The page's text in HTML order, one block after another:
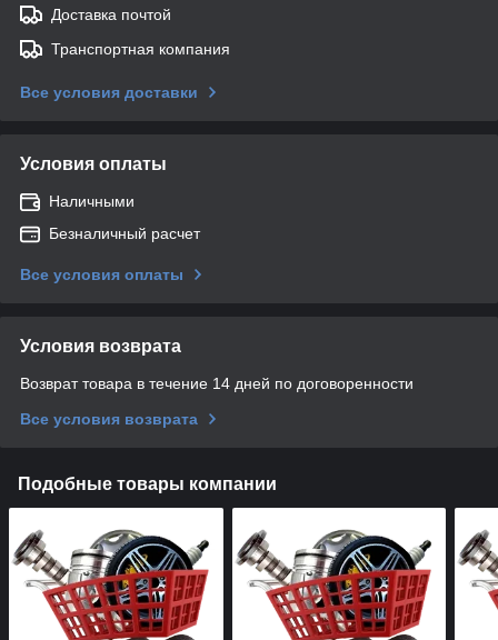
Доставка почтой
Транспортная компания
Все условия доставки
Условия оплаты
Наличными
Безналичный расчет
Все условия оплаты
Условия возврата
Возврат товара в течение 14 дней по договоренности
Все условия возврата
Подобные товары компании